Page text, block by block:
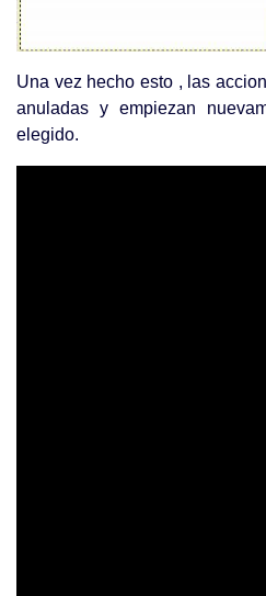
Una vez hecho esto , las
anuladas y empiezan
elegido.